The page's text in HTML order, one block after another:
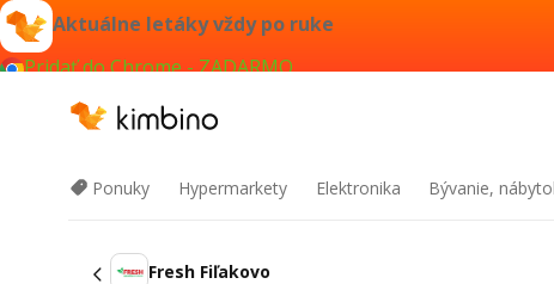
Aktuálne letáky vždy po ruke
Pridať do Chrome - ZADARMO
Ponuky Hypermarkety Elektronika Bývanie,
Fresh Fiľakovo